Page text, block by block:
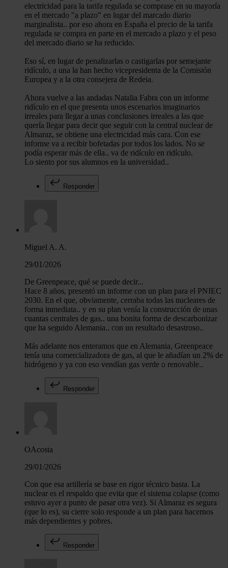
electricidad para la tarifa regulada se comprase en su mayoría
en el mercado "a plazo" en lugar del marcado diario
marginalista.. por eso ahora en España el precio de la tarifa
regulada se compra en parte en el mercado a plazo y el peso
del mercado diario se ha reducido.
Eso sí, en lugar de penalizarlas o castigarlas por semejante
ridículo, a una la han hecho vicepresidenta de la Comisión
Europea y a la otra consejera de Redeia.
Ahora vuelve a las andadas Natalia Fabra con un informe
ridículo en el que presenta unos escenarios imaginarios
irreales para llegar a unas conclusiones irreales a las que
quería llegar para decir que seguir con la central nuclear de
Almaraz, se obtiene una electricidad más cara. Con ese
informe va a recibir bofetadas por todos los lados. No se
podía esperar más de ella.. va de ridículo en ridículo.
Lo siento por sus alumnos en la universidad..
Responder
Miguel A. A.
29/01/2026
De Greenpeace, qué se puede decir...
Hace 8 años, presentó un informe con un plan para el PNIEC
2030. En el que, obviamente, cerraba todas las nucleares de
forma inmediata.. y en su plan venía la construcción de unas
cuantas centrales de gas.. una bonita forma de descarbonizar
que ha seguido Alemania.. con un resultado desastroso..
Más adelante nos enteramos que en Alemania, Greenpeace
tenía una comercializadora de gas, al que le añadían un 2% de
hidrógeno y ya con eso vendían gas verde o renovable..
Responder
OAcosta
29/01/2026
Con que esa artillería se base en rigor técnico basta. La
nuclear es el respaldo que evita que el sistema colapse (como
estuvo ayer a punto de pasar otra vez). Si Almaraz es segura
(que lo es), su cierre solo responde a un plan para hacernos
más dependientes y pobres.
Responder